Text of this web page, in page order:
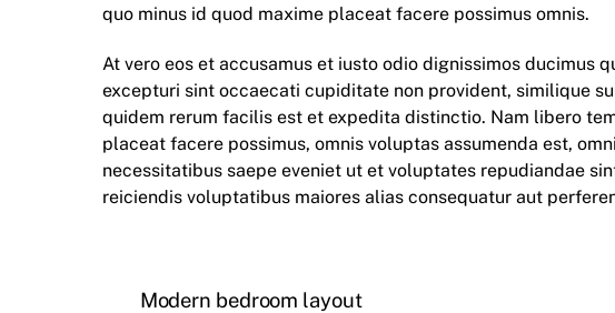
quo minus id quod maxime placeat facere possimus omnis.
At vero eos et accusamus et iusto odio dignissimos
excepturi sint occaecati cupiditate non provident, similique
quidem rerum facilis est et expedita distinctio. Nam libero
placeat facere possimus, omnis voluptas assumenda est,
necessitatibus saepe eveniet ut et voluptates repudiandae
reiciendis voluptatibus maiores alias consequatur aut
Modern bedroom layout